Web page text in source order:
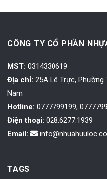
CÔNG TY CỔ PHẦN
MST: 0314330619
Địa chỉ: 25A Lê Trực, Phường
Nam
Hotline: 0777799199,
Điện thoại: 028.6277.1939
Email:
TAGS